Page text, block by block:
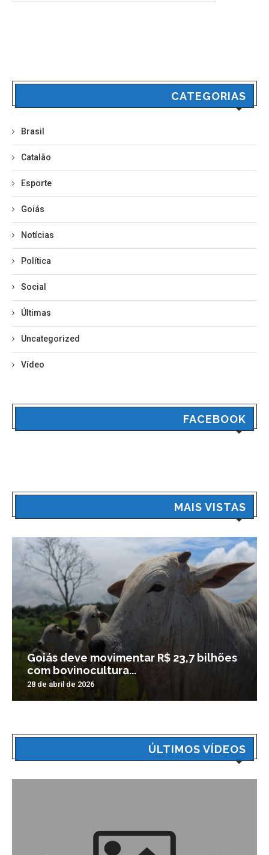
CATEGORIAS
Brasil
Catalão
Esporte
Goiás
Notícias
Política
Social
Últimas
Uncategorized
Vídeo
FACEBOOK
MAIS VISTAS
Goiás deve movimentar R$ 23,7 bilhões
com bovinocultura...
28 de abril de 2026
ÚLTIMOS VÍDEOS